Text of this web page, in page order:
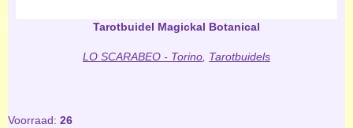
Tarotbuidel Magickal Botanical
LO SCARABEO - Torino, Tarotbuidels
Voorraad: 26